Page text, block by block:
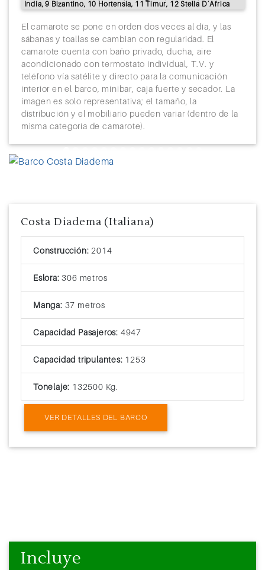
India, 9 Bizantino, 10 Hortensia, 11 Timur, 12 Stella D´Africa
El camarote se pone en orden dos veces al día, y las
sábanas y toallas se cambian con regularidad. El
camarote cuenta con baño privado, ducha, aire
acondicionado con termostato individual, T.V. y
teléfono vía satélite y directo para la comunicación
interior en el barco, minibar, caja fuerte y secador. La
imagen es solo representativa; el tamaño, la
distribución y el mobiliario pueden variar (dentro de la
misma categoría de camarote).
Previous
Costa Diadema (Italiana)
Construcción: 2014
Eslora: 306 metros
Manga: 37 metros
Capacidad Pasajeros: 4947
Capacidad tripulantes: 1253
Tonelaje: 132500 Kg.
VER DETALLES DEL BARCO
Incluye